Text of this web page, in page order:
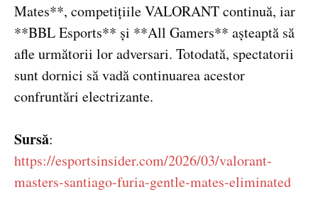
Mates**, competițiile VALORANT continuă, iar
**BBL Esports** și **All Gamers** așteaptă să
afle următorii lor adversari. Totodată, spectatorii
sunt dornici să vadă continuarea acestor
confruntări electrizante.
Sursă:
https://esportsinsider.com/2026/03/valorant-
masters-santiago-furia-gentle-mates-eliminated